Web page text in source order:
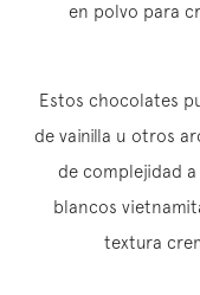
en polvo para
Estos chocolates
de vainilla u otros
de complejidad
blancos
textura